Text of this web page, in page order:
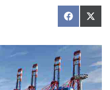
Х
у
а
а
л
ц
а
Т
э
х